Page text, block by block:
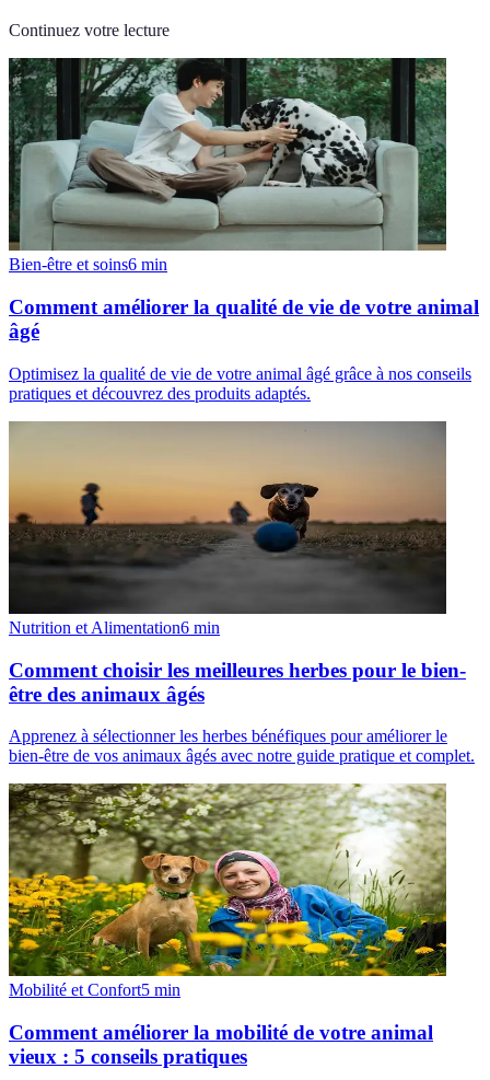
Continuez votre lecture
Bien-être et soins6 min
Comment améliorer la qualité de vie de votre animal
âgé
Optimisez la qualité de vie de votre animal âgé grâce à nos conseils
pratiques et découvrez des produits adaptés.
Nutrition et Alimentation6 min
Comment choisir les meilleures herbes pour le bien-
être des animaux âgés
Apprenez à sélectionner les herbes bénéfiques pour améliorer le
bien-être de vos animaux âgés avec notre guide pratique et complet.
Mobilité et Confort5 min
Comment améliorer la mobilité de votre animal
vieux : 5 conseils pratiques